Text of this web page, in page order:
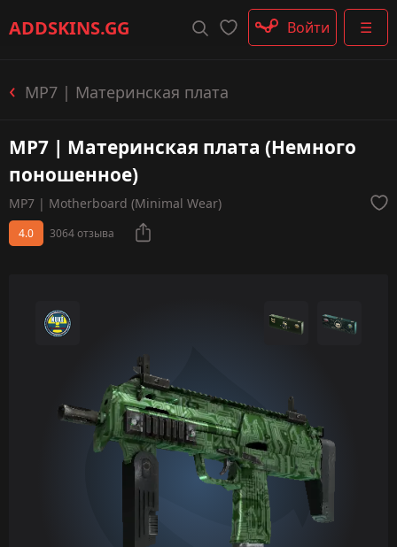
ADDSKINS.GG ☰
Пистолеты-пулемёты
Перчатки
Войти
MP7 | Материнская плата
MP7 | Материнская плата (Немного
поношенное)
MP7 | Motherboard (Minimal Wear)
4.0 3064 отзыва